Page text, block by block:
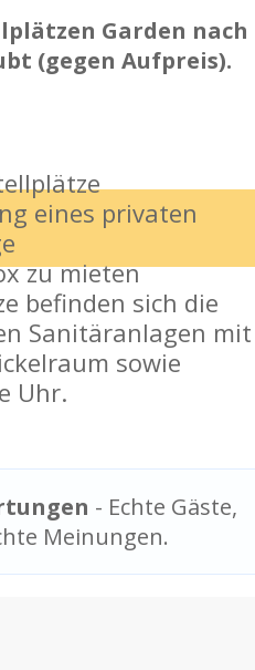
Garden nach
(gegen Aufpreis).
eines privaten
zu mieten
befinden sich die
Sanitäranlagen mit
sowie
Uhr.
- Echte Gäste,
Meinungen.